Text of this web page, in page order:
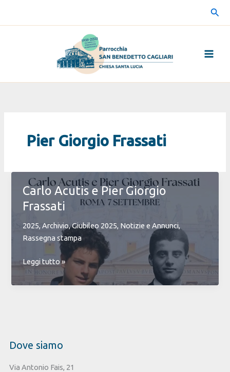
Pier Giorgio Frassati
Carlo Acutis e Pier Giorgio
Frassati
2025,Archivio,Giubileo 2025, Notizie e Annunci,
Rassegna stampa
Carlo
Acutis
e
Leggi tutto »
Dove siamo
Via Antonio Fais, 21